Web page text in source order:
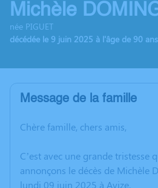
Michèle
née PIGUET
décédée le 9 juin 2025 à l'âge de 90 ans
Message de la famille
Chère famille, chers amis,
C’est avec une grande tristesse
annonçons le décès de Michèle
lundi 09 juin 2025 à Avize.